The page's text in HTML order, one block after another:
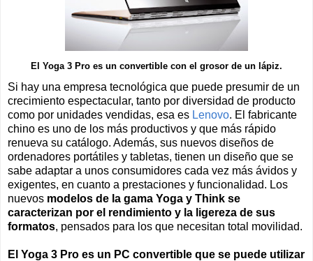
El Yoga 3 Pro es un convertible con el grosor de un lápiz.
Si hay una empresa tecnológica que puede presumir de un
crecimiento espectacular, tanto por diversidad de producto
como por unidades vendidas, esa es Lenovo. El fabricante
chino es uno de los más productivos y que más rápido
renueva su catálogo. Además, sus nuevos diseños de
ordenadores portátiles y tabletas, tienen un diseño que se
sabe adaptar a unos consumidores cada vez más ávidos y
exigentes, en cuanto a prestaciones y funcionalidad. Los
nuevos modelos de la gama Yoga y Think se
caracterizan por el rendimiento y la ligereza de sus
formatos, pensados para los que necesitan total movilidad.
El Yoga 3 Pro es un PC convertible que se puede utilizar